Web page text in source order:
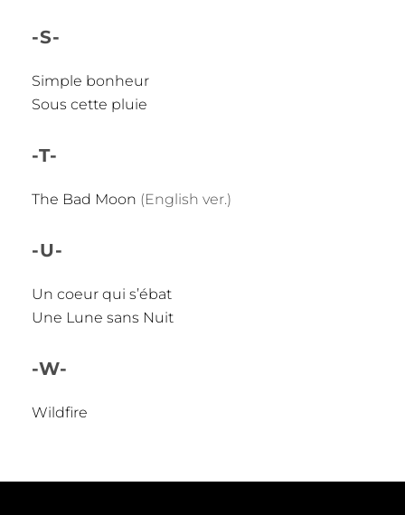
-S-
Simple bonheur
Sous cette pluie
-T-
The Bad Moon (English ver.)
-U-
Un coeur qui s’ébat
Une Lune sans Nuit
-W-
Wildfire